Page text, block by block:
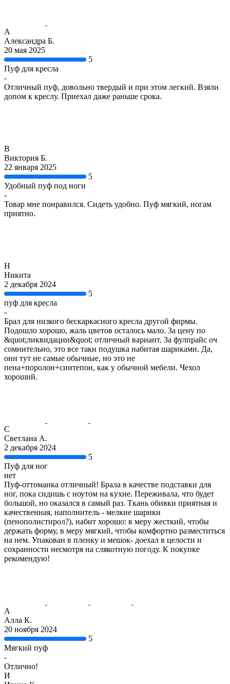
А
Александра Б.
20 мая 2025
5
Пуф для кресла
-
Отличный пуф, довольно твердый и при этом легкий. Взяли
допом к креслу. Приехал даже раньше срока.
В
Виктория Б.
22 января 2025
5
Удобный пуф под ноги
-
Товар мне понравился. Сидеть удобно. Пуф мягкий, ногам
приятно.
Н
Никита
2 декабря 2024
5
пуф для кресла
-
Брал для низкого бескаркасного кресла другой фирмы.
Подошло хорошо, жаль цветов осталось мало. За цену по
&quot;ликвидации&quot; отличный вариант. За фулпрайс оч
сомнительно, это все таки подушка набитая шариками. Да,
они тут не самые обычные, но это не
пена+поролон+синтепон, как у обычной мебели. Чехол
хороший.
С
Светлана А.
2 декабря 2024
5
Пуф для ног
нет
Пуф-оттоманка отличный! Брала в качестве подставки для
ног, пока сидишь с ноутом на кухне. Переживала, что будет
большой, но оказался в самый раз. Ткань обивки приятная и
качественная, наполнитель - мелкие шарики
(пенополистирол?), набит хорошо: в меру жесткий, чтобы
держать форму, в меру мягкий, чтобы комфортно разместиться
на нем. Упакован в пленку и мешок- доехал в целости и
сохранности несмотря на слякотную погоду. К покупке
рекомендую!
А
Алла К.
20 ноября 2024
5
Мягкий пуф
-
Отлично!
И